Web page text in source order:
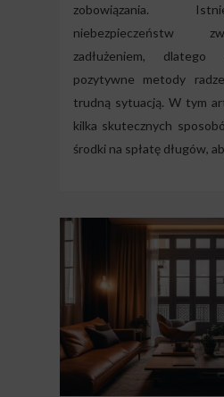
zobowiązania.
niebezpieczeństw
zadłużeniem,
pozytywne metody
trudną sytuacją. W tym
kilka skutecznych
środki na spłatę długów,